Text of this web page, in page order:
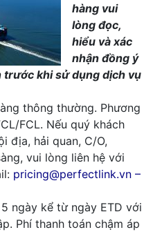
hàng vui
lòng đọc,
hiểu và xác
nhận đồng ý
khi sử dụng dịch vụ
thông thường. Phương
FCL. Nếu quý khách
địa, hải quan, C/O,
vui lòng liên hệ với
pricing@perfectlink.vn –
ngày kể từ ngày ETD với
Phí thanh toán chậm áp